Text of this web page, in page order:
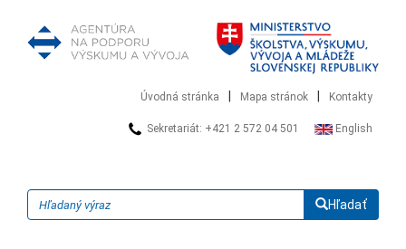
Úvodná stránka Mapa stránok Kontakty
Sekretariát: +421 2 572 04 501 English
Hľadať